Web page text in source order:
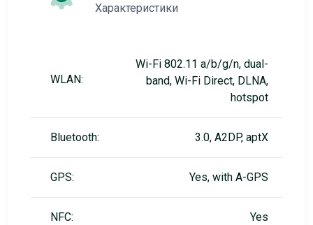
Характеристики
WLAN:
Wi-Fi 802.11 a/b/g/n, dual-
band, Wi-Fi Direct, DLNA,
hotspot
Bluetooth: 3.0, A2DP, aptX
GPS: Yes, with A-GPS
NFC: Yes